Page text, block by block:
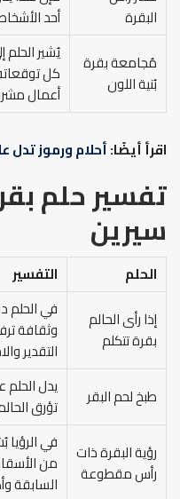
البقرة
أحد
مُجامعة بقرة
بُنية اللون
يُشير
كل
أعمال
اقرأ أيضًا:أحلام ورموز تدل
تفسير حلم
سيرين
الحلم
التفسير
إذا رأى الحالم
بقرة تتكلم
في الحلم
وثقافة
التقدير
طبخ لحم البقر
يدل الحلم
تؤرق
رؤية البقرة ذات
رأس مقطوعة
في الرؤيا
من
السابقة